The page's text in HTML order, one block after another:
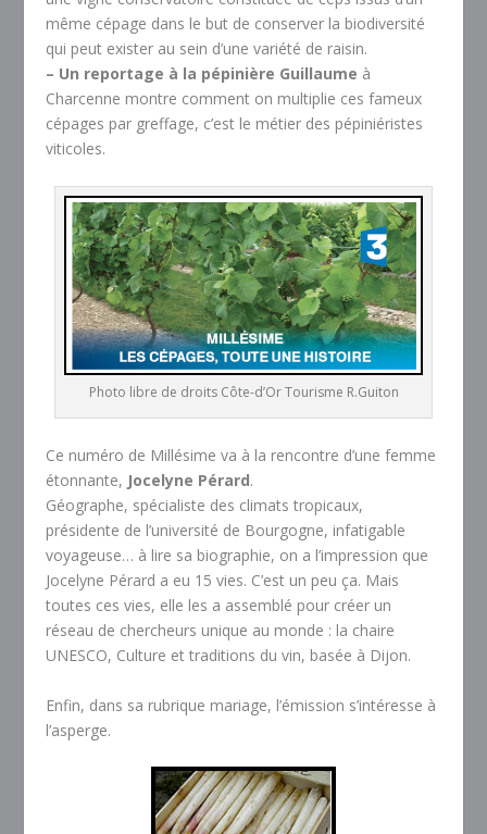
même cépage dans le but de conserver la biodiversité
qui peut exister au sein d’une variété de raisin.
– Un reportage à la pépinière Guillaume à
Charcenne montre comment on multiplie ces fameux
cépages par greffage, c’est le métier des pépiniéristes
viticoles.
Photo libre de droits Côte-d’Or Tourisme R.Guiton
Ce numéro de Millésime va à la rencontre d’une femme
étonnante, Jocelyne Pérard.
Géographe, spécialiste des climats tropicaux,
présidente de l’université de Bourgogne, infatigable
voyageuse… à lire sa biographie, on a l’impression que
Jocelyne Pérard a eu 15 vies. C’est un peu ça. Mais
toutes ces vies, elle les a assemblé pour créer un
réseau de chercheurs unique au monde : la chaire
UNESCO, Culture et traditions du vin, basée à Dijon.
Enfin, dans sa rubrique mariage, l’émission s’intéresse à
l’asperge.